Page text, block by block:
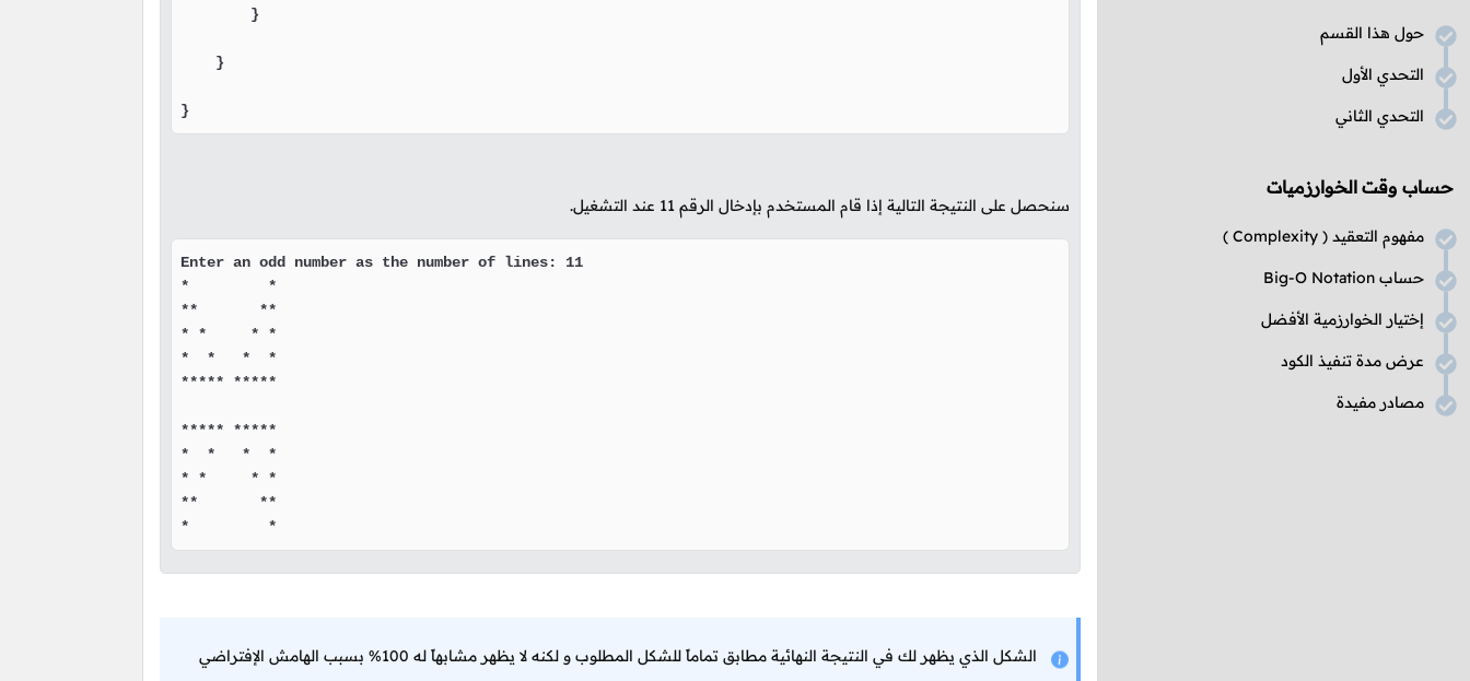
حول هذا القسم
التحدي الأول
التحدي الثاني
حساب وقت الخوارزميات
مفهوم التعقيد ( Complexity
)
حساب Big-O Notation
إختيار الخوارزمية الأفضل
عرض مدة تنفيذ الكود
مصادر مفيدة
        }
    }
}
سنحصل على النتيجة التالية إذا قام المستخدم بإدخال الرقم 11 عند التشغيل.
Enter an odd number as the number of lines: 11
*         *
**       **
* *     * *
*  *   *  *
***** *****
***** *****
*  *   *  *
* *     * *
**       **
*         *
الشكل الذي يظهر لك في النتيجة النهائية مطابق تماماً للشكل المطلوب و لكنه لا يظهر مشابهاً له 100% بسبب الهامش الإفتراضي